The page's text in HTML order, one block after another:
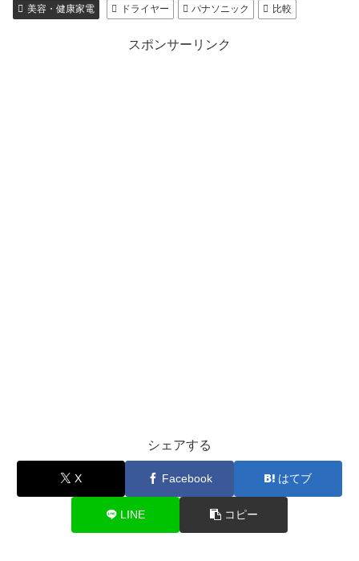
美容・健康家電 ドライヤー パナソニック 比較
スポンサーリンク
シェアする
X Facebook はてブ
LINE コピー